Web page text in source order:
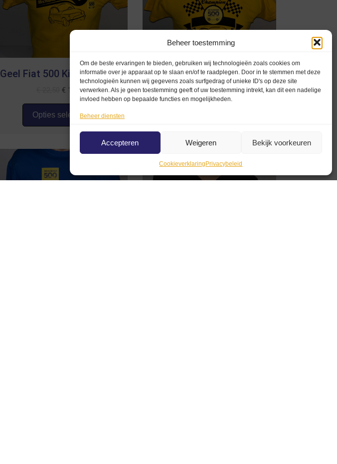
Beheer toestemming
Om de beste ervaringen te bieden, gebruiken wij technologieën zoals cookies om
informatie over je apparaat op te slaan en/of te raadplegen. Door in te stemmen met deze
technologieën kunnen wij gegevens zoals surfgedrag of unieke ID's op deze site
verwerken. Als je geen toestemming geeft of uw toestemming intrekt, kan dit een nadelige
invloed hebben op bepaalde functies en mogelijkheden.
Beheer diensten
Accepteren Weigeren Bekijk voorkeuren
Cookieverklaring Privacybeleid
Geel Fiat 500 Kinder T-shirt
€ 15,00
Opties selecteren
Geel Kinder T-shirt Fiat 500
€ 22,50 €15,00